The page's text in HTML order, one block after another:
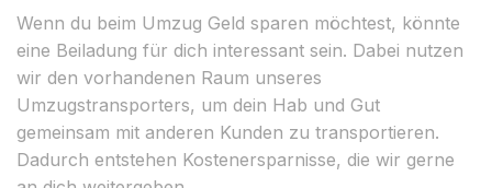
Wenn du beim Umzug Geld sparen möchtest, könnte
eine Beiladung für dich interessant sein. Dabei nutzen
wir den vorhandenen Raum unseres
Umzugstransporters, um dein Hab und Gut
gemeinsam mit anderen Kunden zu transportieren.
Dadurch entstehen Kostenersparnisse, die wir gerne